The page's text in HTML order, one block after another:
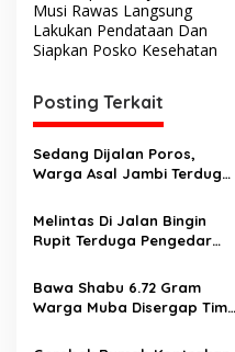
v
i
a
s
i
o
Musi Rawas Langsung
Lakukan Pendataan Dan
Siapkan Posko Kesehatan
Posting Terkait
Sedang Dijalan Poros,
Warga Asal Jambi Terduga
Disergap Petugas
Melintas Di Jalan Bingin
Rupit Terduga Pengedar
Bawa Shabu 6.72 Gram
Warga Muba Disergap Tim
Narkoba Polres Musi Rawas